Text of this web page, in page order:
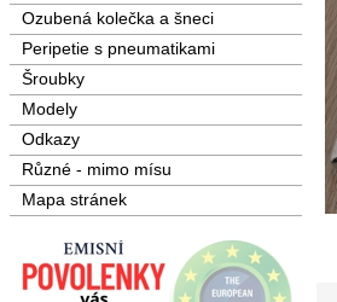
Ozubená kolečka a šneci
Peripetie s pneumatikami
Šroubky
Modely
Odkazy
Různé - mimo mísu
Mapa stránek